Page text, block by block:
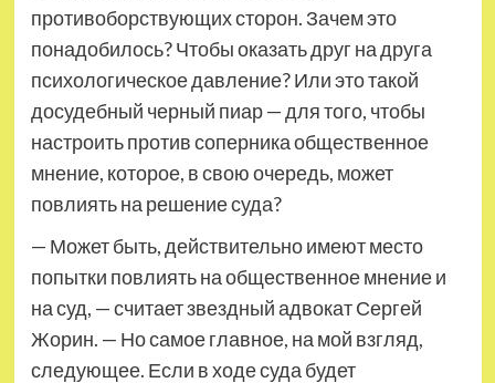
противоборствующих сторон. Зачем это
понадобилось? Чтобы оказать друг на друга
психологическое давление? Или это такой
досудебный черный пиар — для того, чтобы
настроить против соперника общественное
мнение, которое, в свою очередь, может
повлиять на решение суда?
— Может быть, действительно имеют место
попытки повлиять на общественное мнение и
на суд, — считает звездный адвокат Сергей
Жорин. — Но самое главное, на мой взгляд,
следующее. Если в ходе суда будет